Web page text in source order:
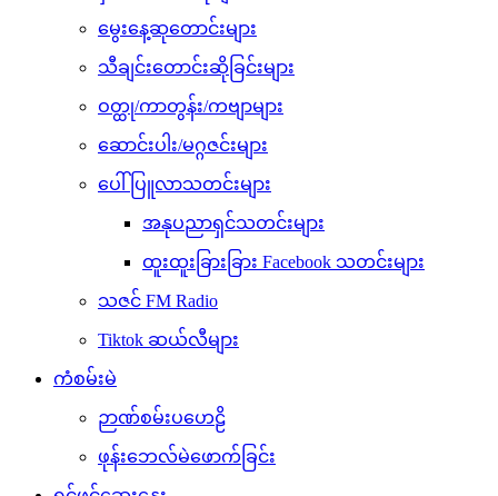
မွေးနေ့ဆုတောင်းများ
သီချင်းတောင်းဆိုခြင်းများ
ဝတ္ထု/ကာတွန်း/ကဗျာများ
ဆောင်းပါး/မဂ္ဂဇင်းများ
ပေါ်ပြူလာသတင်းများ
အနုပညာရှင်သတင်းများ
ထူးထူးခြားခြား Facebook သတင်းများ
သဇင် FM Radio
Tiktok ဆယ်လီများ
ကံစမ်းမဲ
ဉာဏ်စမ်းပဟေဠိ
ဖုန်းဘေလ်မဲဖောက်ခြင်း